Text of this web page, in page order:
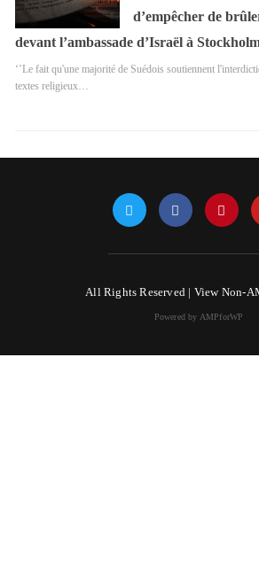
d’empêcher de
devant l’ambassade d’Israël à
‘’Le fait qu'une majorité de Suédois soutiennent
textes religieux…
All Rights Reserved | View Non-
Powered by AMPforWP